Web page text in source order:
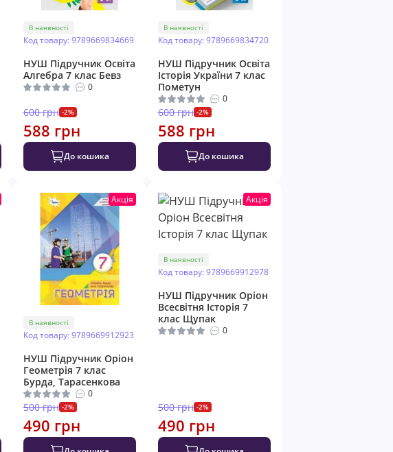
В наявності
Код товару: 9789669834669
НУШ Підручник Освіта
Алгебра 7 клас Бевз
0
600 грн -2%
588 грн
До кошика
В наявності
Код товару: 9789669834720
НУШ Підручник Освіта
Історія України 7 клас
Пометун
0
600 грн -2%
588 грн
До кошика
Акція
В наявності
Код товару: 9789669912923
НУШ Підручник Оріон
Геометрія 7 клас
Бурда, Тарасенкова
0
500 грн -2%
490 грн
Акція
В наявності
Код товару: 9789669912978
НУШ Підручник Оріон
Всесвітня Історія 7
клас Щупак
0
500 грн -2%
490 грн